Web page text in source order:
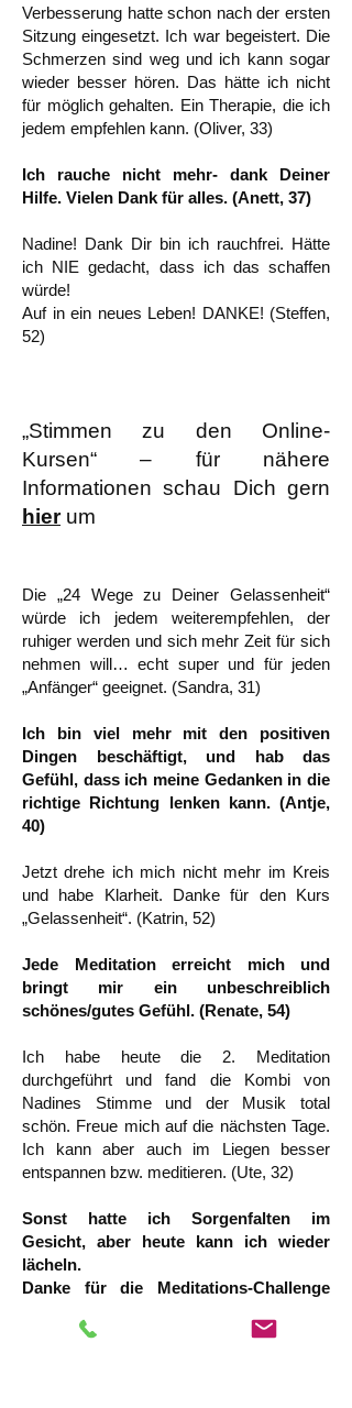
Verbesserung hatte schon nach der ersten
Sitzung eingesetzt. Ich war begeistert. Die
Schmerzen sind weg und ich kann sogar
wieder besser hören. Das hätte ich nicht
für möglich gehalten. Ein Therapie, die ich
jedem empfehlen kann. (Oliver, 33)
Ich rauche nicht mehr- dank Deiner
Hilfe. Vielen Dank für alles. (Anett, 37)
Nadine! Dank Dir bin ich rauchfrei. Hätte
ich NIE gedacht, dass ich das schaffen
würde!
Auf in ein neues Leben! DANKE! (Steffen,
52)
„Stimmen zu den Online-
Kursen“ – für nähere
Informationen schau Dich gern
hierum
Die „24 Wege zu Deiner Gelassenheit“
würde ich jedem weiterempfehlen, der
ruhiger werden und sich mehr Zeit für sich
nehmen will… echt super und für jeden
„Anfänger“ geeignet. (Sandra, 31)
Ich bin viel mehr mit den positiven
Dingen beschäftigt, und hab das
Gefühl, dass ich meine Gedanken in die
richtige Richtung lenken kann. (Antje,
40)
Jetzt drehe ich mich nicht mehr im Kreis
und habe Klarheit. Danke für den Kurs
„Gelassenheit“. (Katrin, 52)
Jede Meditation erreicht mich und
bringt mir ein unbeschreiblich
schönes/gutes Gefühl. (Renate, 54)
Ich habe heute die 2. Meditation
durchgeführt und fand die Kombi von
Nadines Stimme und der Musik total
schön. Freue mich auf die nächsten Tage.
Ich kann aber auch im Liegen besser
entspannen bzw. meditieren. (Ute, 32)
Sonst hatte ich Sorgenfalten im
Gesicht, aber heute kann ich wieder
lächeln.
Danke für die Meditations-Challenge